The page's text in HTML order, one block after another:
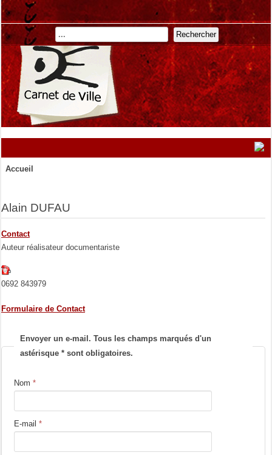
Rechercher
Accueil
Alain DUFAU
Contact
Auteur réalisateur documentariste
0692 843979
Formulaire de Contact
Envoyer un e-mail. Tous les champs marqués d'un
astérisque * sont obligatoires.
Nom *
E-mail *